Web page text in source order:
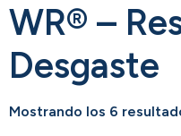
WR® –
Desgaste
Mostrando los 6